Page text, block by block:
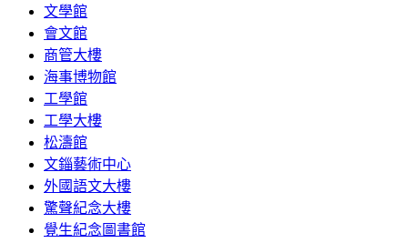
文學館
會文館
商管大樓
海事博物館
工學館
工學大樓
松濤館
文錙藝術中心
外國語文大樓
驚聲紀念大樓
覺生紀念圖書館